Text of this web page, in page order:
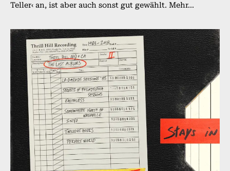
Teller‹ an, ist aber auch sonst gut gewählt. Mehr...